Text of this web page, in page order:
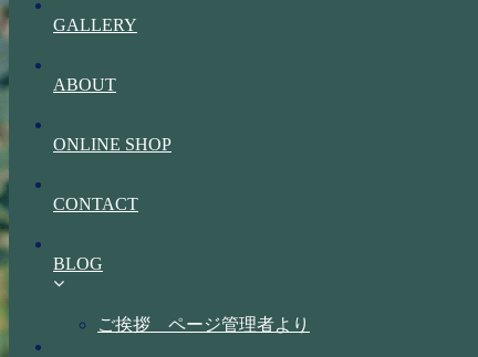
GALLERY
ABOUT
ONLINE SHOP
CONTACT
BLOG
ご挨拶 ページ管理者より